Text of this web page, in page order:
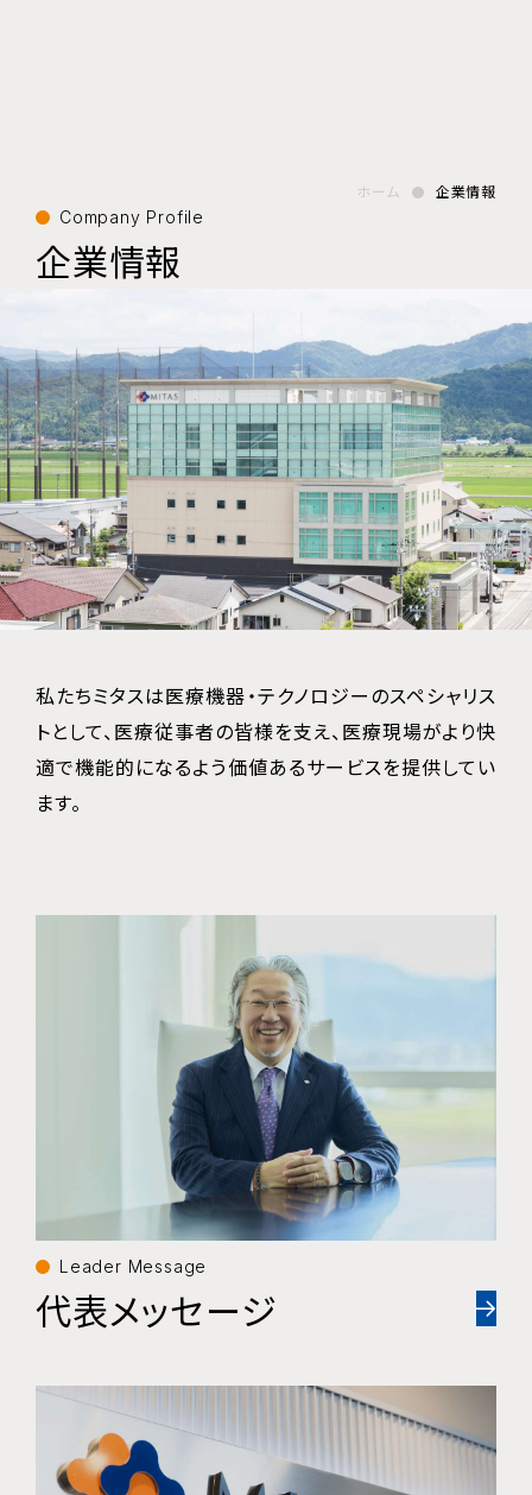
ホーム
企業情報
Company Profile
企業情報
私たちミタスは医療機器・テクノロジーのスペシャリス
トとして、医療従事者の皆様を支え、医療現場がより快
適で機能的になるよう価値あるサービスを提供してい
ます。
Leader Message
代表メッセージ